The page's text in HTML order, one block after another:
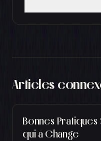
Articles
Bonnes
qui à Change